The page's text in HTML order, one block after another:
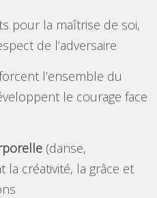
pour la maîtrise de soi,
de l’adversaire
l’ensemble du
le courage face
(danse,
la créativité, la grâce et